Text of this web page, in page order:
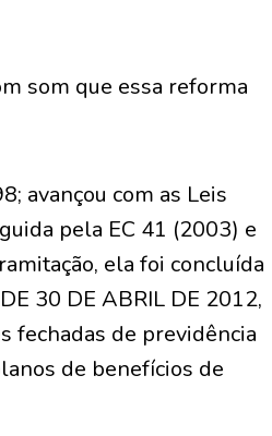
som que essa reforma
avançou com as Leis
pela EC 41 (2003) e
ela foi concluída
30 DE ABRIL DE 2012,
fechadas de previdência
de benefícios de